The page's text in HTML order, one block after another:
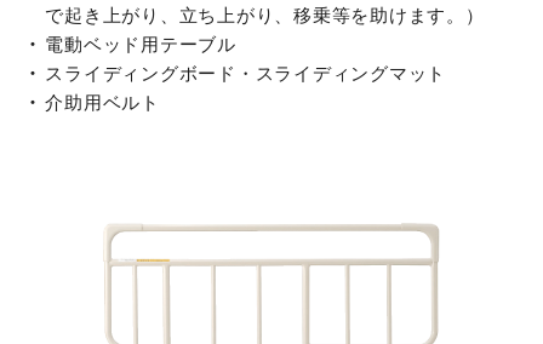
で起き上がり、立ち上がり、移乗等を助けます。）
電動ベッド用テーブル
スライディングボード・スライディングマット
介助用ベルト